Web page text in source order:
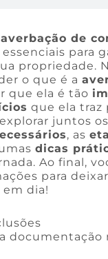
de
essenciais para
propriedade.
o que é a
que ela é tão
que ela traz
juntos os
, as
dicas
Ao final,
para
em dia!
documentação